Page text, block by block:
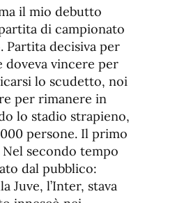
il mio debutto
di campionato
Partita decisiva per
doveva vincere per
lo scudetto, noi
per rimanere in
lo stadio strapieno,
persone. Il primo
secondo tempo
dal pubblico:
Juve, l’Inter, stava